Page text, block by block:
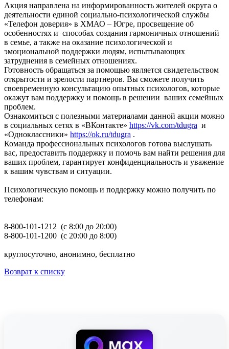
Акция направлена на информированность жителей округа о
деятельности единой социально-психологической службы
«Телефон доверия» в ХМАО – Югре, просвещение об
особенностях и способах создания гармоничных отношений
в семье, а также на оказание психологической и
эмоциональной поддержки людям, испытывающих
затруднения в семейных отношениях.
Готовность обращаться за помощью является свидетельством
открытости и зрелости партнеров. Вы сможете получить
своевременную консультацию опытных психологов, которые
окажут вам поддержку и помощь в решении ваших семейных
проблем.
Ознакомиться с полезными материалами данной акции можно
в социальных сетях в «ВКонтакте» https://vk.com/tdugra и
«Одноклассники» https://ok.ru/tdugra .
Команда профессиональных психологов готова выслушать
вас, предоставить поддержку и помочь вам найти решения для
ваших проблем, гарантирует конфиденциальность и уважение
к вашим чувствам и ситуации.
Психологическую помощь и поддержку можно получить по
телефонам:
8-800-101-1212 (с 8:00 до 20:00)
8-800-101-1200 (с 20:00 до 8:00)
круглосуточно, анонимно, бесплатно
Возврат к списку